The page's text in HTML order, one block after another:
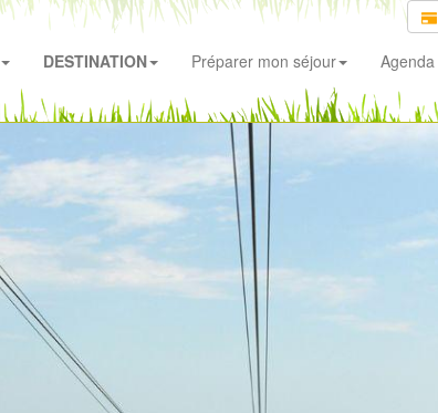
DESTINATION Préparer mon séjour Agenda